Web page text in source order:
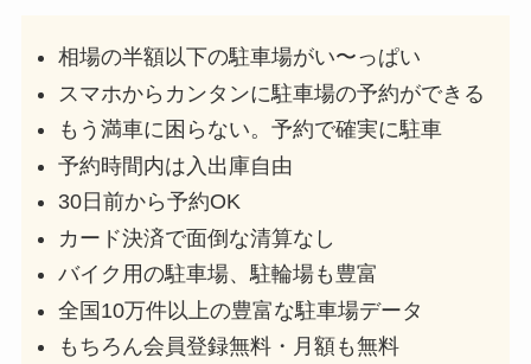
相場の半額以下の駐車場がい〜っぱい
スマホからカンタンに駐車場の予約ができる
もう満車に困らない。予約で確実に駐車
予約時間内は入出庫自由
30日前から予約OK
カード決済で面倒な清算なし
バイク用の駐車場、駐輪場も豊富
全国10万件以上の豊富な駐車場データ
もちろん会員登録無料・月額も無料